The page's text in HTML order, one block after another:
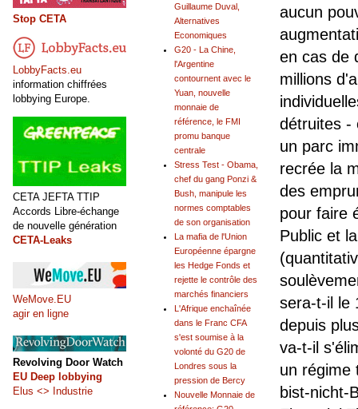
aucun
en cas de
millions
détruites -
un parc
recrée la
des
pour faire
Public et
sera-t-il le
depuis
va-t-il
un régime
bist-nicht-
Guillaume Duval,
Alternatives
Economiques
G20 - La Chine,
l'Argentine
contournent avec le
Yuan, nouvelle
monnaie de
référence, le FMI
promu banque
centrale
Stress Test - Obama,
chef du gang Ponzi &
Bush, manipule les
normes comptables
de son organisation
La mafia de l'Union
Européenne épargne
les Hedge Fonds et
rejette le contrôle des
marchés financiers
L'Afrique enchaînée
dans le Franc CFA
s'est soumise à la
volonté du G20 de
Londres sous la
pression de Bercy
Nouvelle Monnaie de
Stop CETA
LobbyFacts.eu
information chiffrées
lobbying Europe.
CETA JEFTA TTIP
Accords Libre-échange
de nouvelle génération
CETA-Leaks
WeMove.EU
agir en ligne
Revolving Door Watch
EU Deep lobbying
Elus <> Industrie